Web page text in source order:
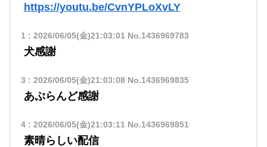
https://youtu.be/CvnYPLoXvLY
1 : 2026/06/05(金)21:03:01 No.1436969783
犬感謝
3 : 2026/06/05(金)21:03:08No.1436969835
あぷらんど感謝
4: 2026/06/05(金)21:03:11 No.1436969851
素晴らしい配信